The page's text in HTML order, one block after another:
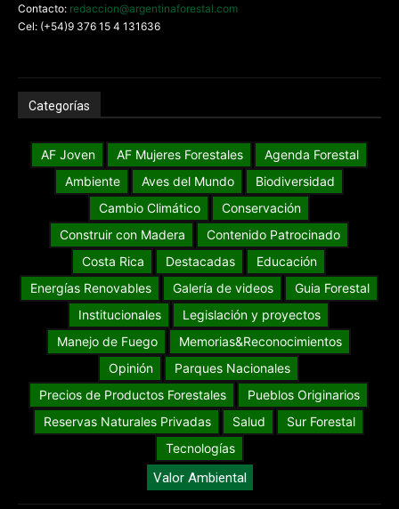
Contacto: redaccion@argentinaforestal.com
Cel: (+54)9 376 15 4 131636
Categorías
AF Joven AF Mujeres Forestales
Agenda Forestal
Ambiente
Aves del Mundo
Biodiversidad
Cambio Climático
Conservación
Construir con Madera
Contenido Patrocinado
Costa Rica
Destacadas
Educación
Energías Renovables
Galería de videos
Guia Forestal
Institucionales
Legislación y proyectos
Manejo de Fuego
Memorias&Reconocimientos
Opinión
Parques Nacionales
Precios de Productos Forestales
Pueblos Originarios
Reservas Naturales Privadas
Salud
Sur Forestal
Tecnologías
Valor Ambiental